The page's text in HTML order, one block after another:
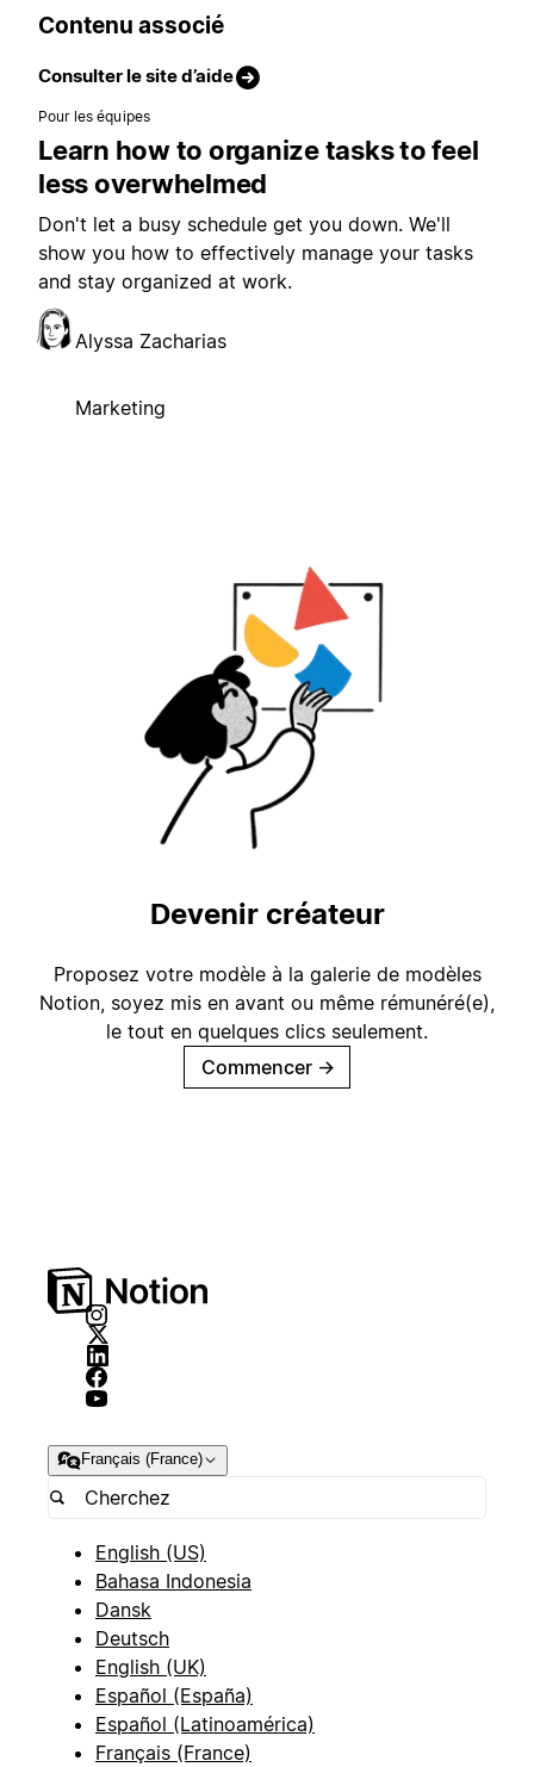
Contenu associé
Consulter le site d’aide
Pour les équipes
Learn how to organize tasks to feel
less overwhelmed
Don't let a busy schedule get you down. We'll
show you how to effectively manage your tasks
and stay organized at work.
Alyssa Zacharias
Marketing
Devenir créateur
Proposez votre modèle à la galerie de modèles
Notion, soyez mis en avant ou même rémunéré(e),
le tout en quelques clics seulement.
Commencer →
Français (France)
English (US)
Bahasa Indonesia
Dansk
Deutsch
English (UK)
Español (España)
Español (Latinoamérica)
Français (France)